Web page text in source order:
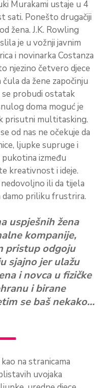
Murakami ustaje u 4
sati. Ponešto drugačiji
žena. J.K. Rowling
je u vožnji javnim
i novinarka Costanza
njezino četvero djece
da žene započinju
se probudi ostatak
doma moguć je
prisutni multitasking.
od nas ne očekuje da
ljupke supruge i
pukotina između
kreativnost i ideje.
ili da tijela
priliku frustrira.
uspješnih žena
kompanije,
pristup odgoju
sjajno jer ulažu
i novca u fizičke
i birane
se baš nekako…
na stranicama
uvojaka